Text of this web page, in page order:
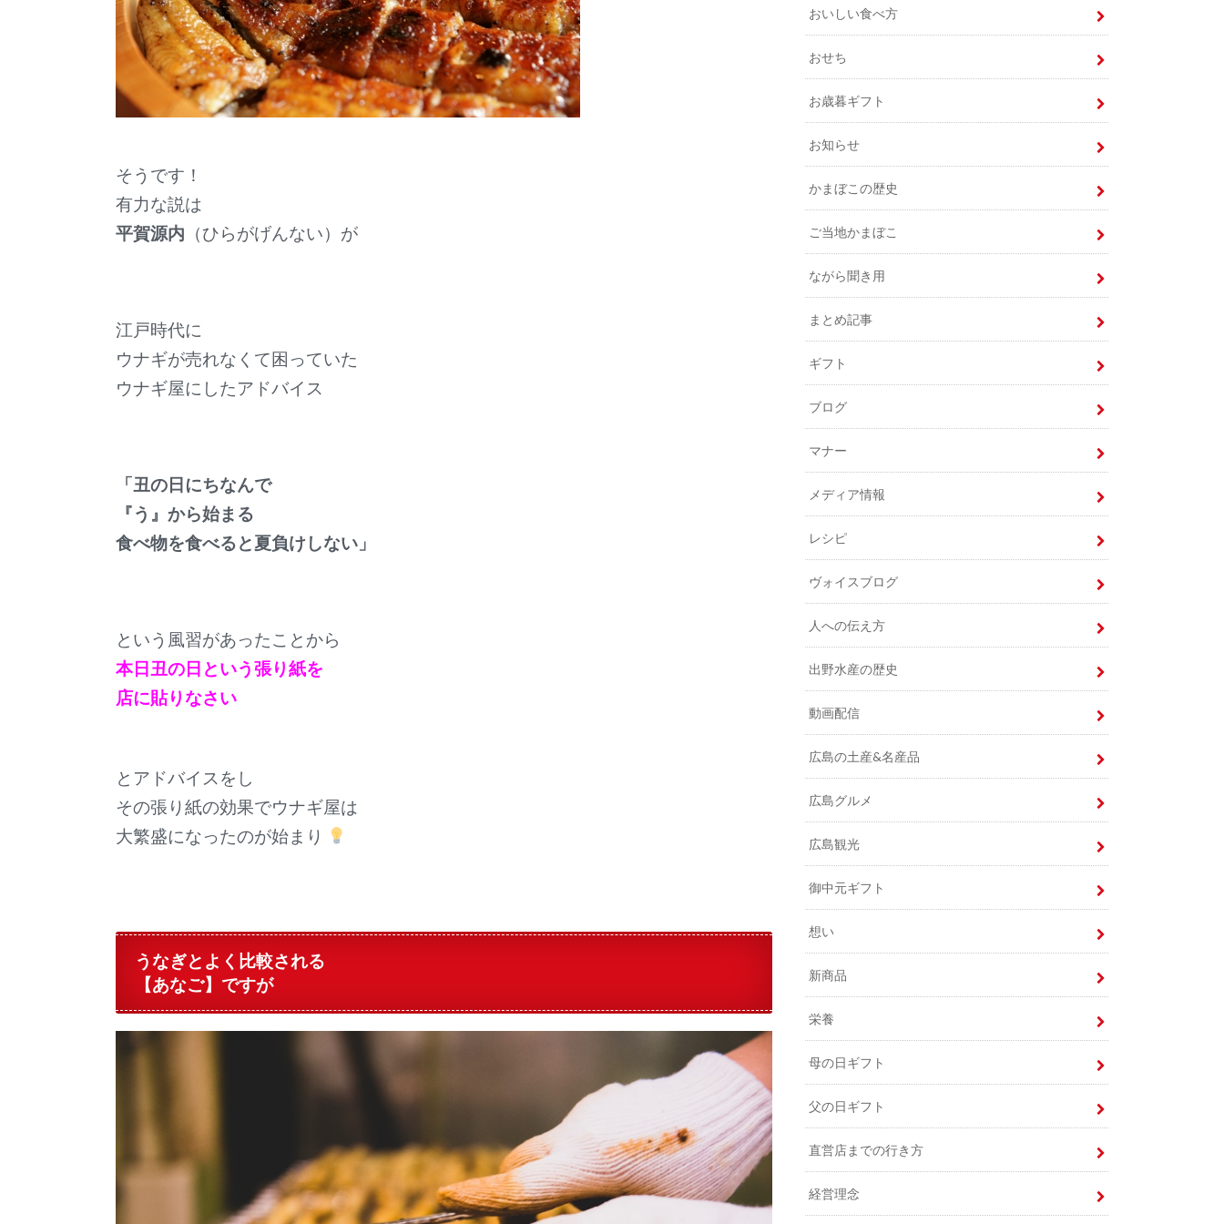
そうです！
有力な説は
平賀源内 （ひらがげんない）が
江戸時代に
ウナギが売れなくて困っていた
ウナギ屋にしたアドバイス
「丑の日にちなんで
『う』から始まる
食べ物を食べると夏負けしない」
という風習があったことから
本日丑の日という張り紙を
店に貼りなさい
とアドバイスをし
その張り紙の効果でウナギ屋は
大繁盛になったのが始まり
うなぎとよく比較される
【あなご】ですが
おいしい食べ方
おせち
お歳暮ギフト
お知らせ
かまぼこの歴史
ご当地かまぼこ
ながら聞き用
まとめ記事
ギフト
ブログ
マナー
メディア情報
レシピ
ヴォイスブログ
人への伝え方
出野水産の歴史
動画配信
広島の土産&名産品
広島グルメ
広島観光
御中元ギフト
想い
新商品
栄養
母の日ギフト
父の日ギフト
直営店までの行き方
経営理念